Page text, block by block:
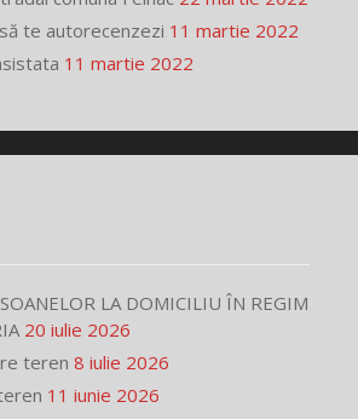
te autorecenzezi 11 martie 2022
11 martie 2022
LA DOMICILIU ÎN REGIM
20 iulie 2026
teren 8 iulie 2026
11 iunie 2026